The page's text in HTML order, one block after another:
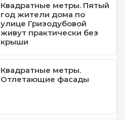
Квадратные метры. Пятый
год жители дома по
улице Гризодубовой
живут практически без
крыши
Квадратные метры.
Отлетающие фасады